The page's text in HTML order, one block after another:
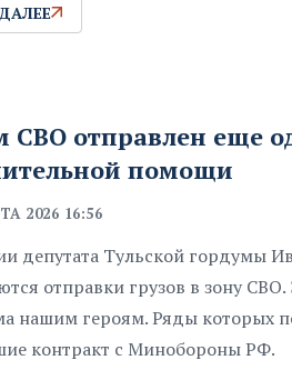
СВО отправлен еще
помощи
2026 16:56
депутата Тульской гордумы
отправки грузов в зону
нашим героям. Ряды которых
контракт с Минобороны РФ.